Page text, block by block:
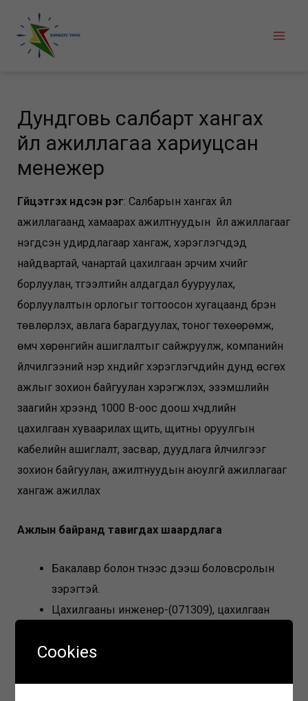
content
Дундговь салбарт хангах
үйл ажиллагаа хариуцсан
менежер
Гүйцэтгэх үндсэн үүрэг: Салбарын хангах үйл
ажиллагаанд хамаарах ажилтнуудын үйл ажиллагааг
нэгдсэн удирдлагаар хангаж, хэрэглэгчдэд
найдвартай, чанартай цахилгаан эрчим хүчийг
борлуулан, түгээлтийн алдагдал бууруулах,
борлуулалтын орлогыг тогтоосон хугацаанд бүрэн
төвлөрүүлэх, авлага барагдуулах, тоног төхөөрөмж,
өмч хөрөнгийн ашиглалтыг сайжруулж, компанийн
үйлчилгээний нэр хүндийг хэрэглэгчдийн дунд өсгөх
ажлыг зохион байгуулан хэрэгжүүлэх, эзэмшлийн
заагийн хүрээнд 1000 В-оос доош хүчдлийн
цахилгаан хуваарилах щить, щитны оруулгын
кабелийн ашиглалт, засвар, дуудлага үйлчилгээг
зохион байгуулан, ажилтнуудын аюулгүй ажиллагааг
хангаж ажиллах
Ажлын байранд тавигдах шаардлага
Бакалавр болон түүнээс дээш боловсролын
зэрэгтэй.
Цахилгааны инженер-(071309), цахилгаан
автоматжуулалт-(071304) мэргэжилтэй.
Cookies